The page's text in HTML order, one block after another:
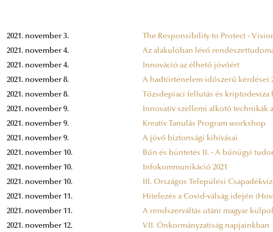
2021. november 3.
The Responsibility to Protect -
2021. november 4.
Az alakulóban lévő
2021. november 4.
Innováció az élhető jövőért
2021. november 8.
A hadtörténelem időszerű kérdései
2021. november 8.
Tőzsdepiaci felfutás és
2021. november 9.
Innovatív szellemi alkotó technikák
2021. november 9.
Kreatív Tanulás Program workshop
2021. november 9.
A jövő biztonsági kihívásai
2021. november 10.
Bűn és büntetés II. - A bűnügyi
2021. november 10.
Infokommunikáció 2021
2021. november 10.
III. Országos Települési
2021. november 11.
Hitelezés a Covid-válság idején
2021. november 11.
A rendszerváltás utáni magyar
2021. november 12.
VII. Önkormányzatiság napjainkban